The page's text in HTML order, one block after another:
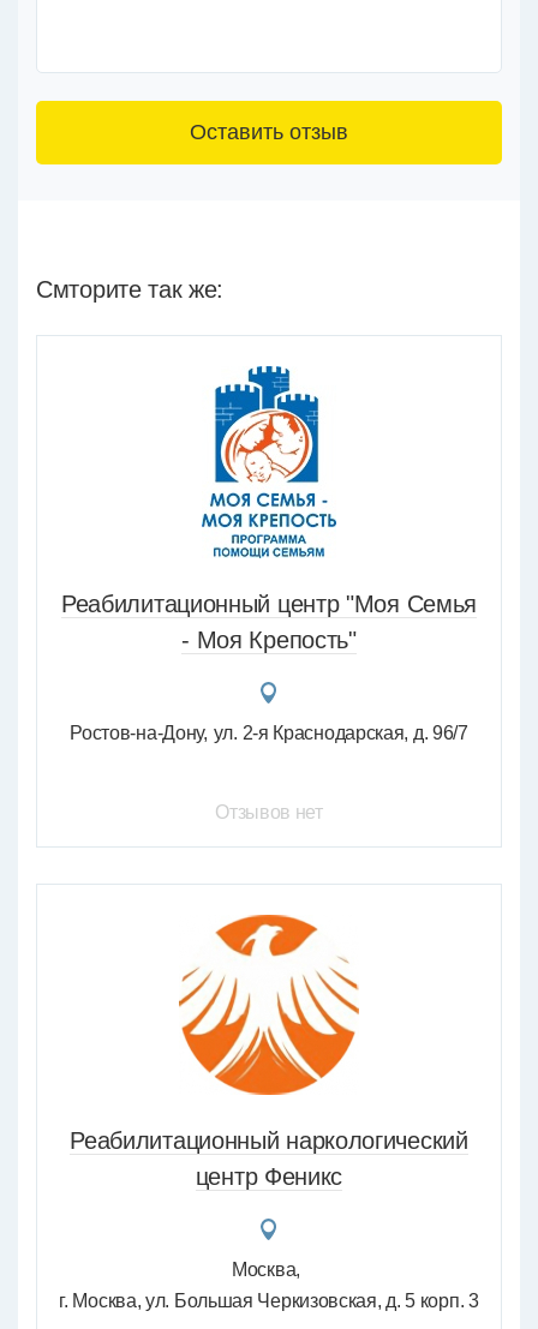
Смторите так же:
Реабилитационный центр "Моя Семья
- Моя Крепость"
Ростов-на-Дону ул. 2-я Краснодарская, д. 96/7
Отзывов нет
Реабилитационный наркологический
центр Феникс
Москва
г. Москва, ул. Большая Черкизовская, д. 5 корп. 3